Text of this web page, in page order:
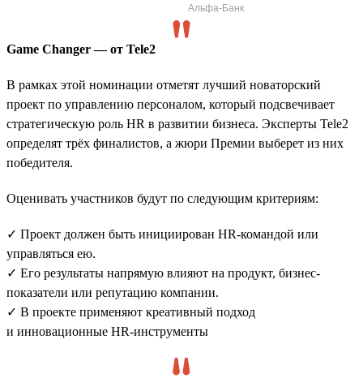
Альфа-Банк
Game Changer — от Tele2
В рамках этой номинации отметят лучший новаторский
проект по управлению персоналом, который подсвечивает
стратегическую роль HR в развитии бизнеса. Эксперты Tele2
определят трёх финалистов, а жюри Премии выберет из них
победителя.
Оценивать участников будут по следующим критериям:
✓ Проект должен быть инициирован HR-командой или
управляться ею.
✓ Его результаты напрямую влияют на продукт, бизнес-
показатели или репутацию компании.
✓ В проекте применяют креативный подход
и инновационные HR-инструменты